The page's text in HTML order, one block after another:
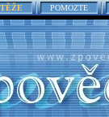
POMOZTE